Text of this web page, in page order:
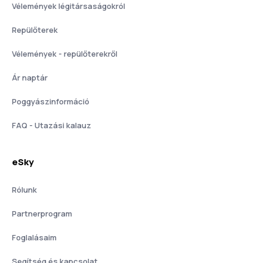
Vélemények légitársaságokról
Repülőterek
Vélemények - repülőterekről
Ár naptár
Poggyászinformáció
FAQ - Utazási kalauz
eSky
Rólunk
Partnerprogram
Foglalásaim